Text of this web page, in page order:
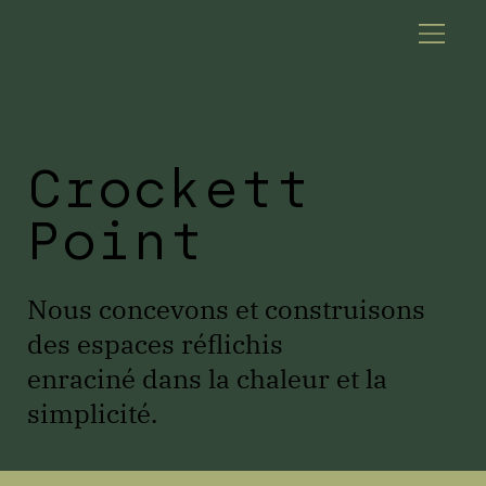
Crockett
Point
Nous concevons et construisons
des espaces réflichis
enraciné dans la chaleur et la
simplicité.